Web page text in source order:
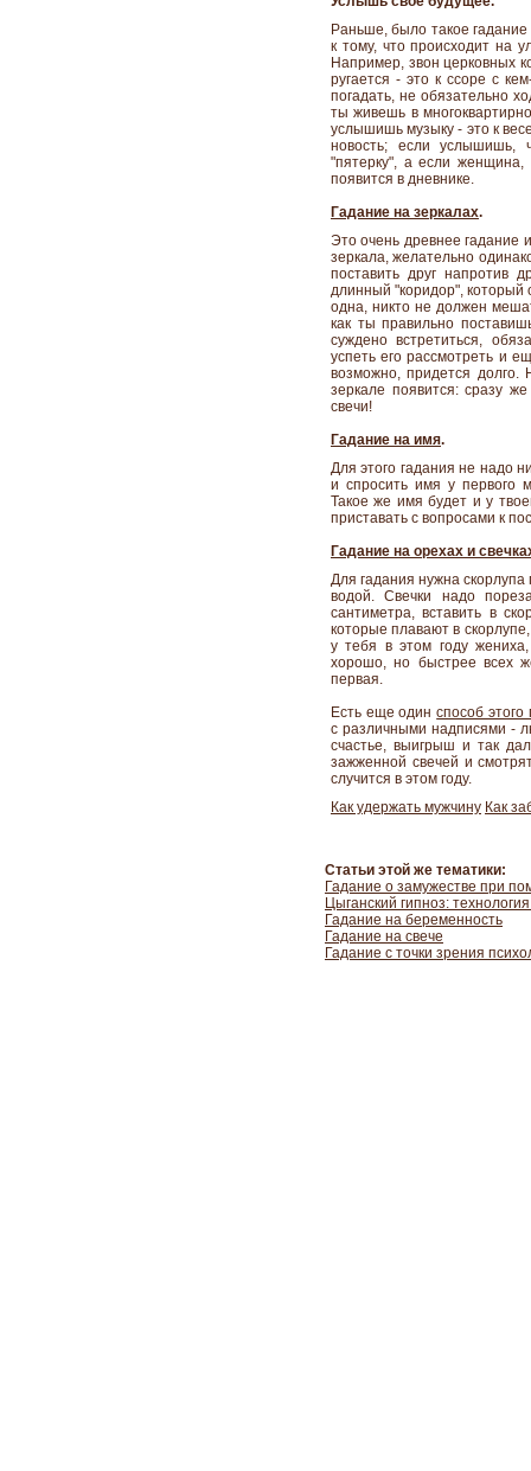
Раньше, было такое
к тому, что происходит на
Например, звон церковных
ругается - это к ссоре с
погадать, не обязательно
ты живешь в
услышишь музыку - это к
новость; если услышишь,
"пятерку", а если женщина,
появится в дневнике.
Гадание на зеркалах.
Это очень древнее гадание
зеркала, желательно
поставить друг напротив
длинный "коридор", который
одна, никто не должен
как ты правильно
суждено встретиться,
успеть его рассмотреть и
возможно, придется долго.
зеркале появится: сразу
свечи!
Гадание на имя.
Для этого гадания не надо
и спросить имя у первого
Такое же имя будет и у
приставать с вопросами к
Гадание на орехах и
Для гадания нужна скорлупа
водой. Свечки надо
сантиметра, вставить в
которые плавают в
у тебя в этом году
хорошо, но быстрее всех
первая.
Есть еще одинспособ этого
с различными надписями -
счастье, выигрыш и так
зажженной свечей и
случится в этом году.
Как удержать мужчину Как
Статьи этой же тематики:
Гадание о замужестве при
Цыганский гипноз:
Гадание на беременность
Гадание на свече
Гадание с точки зрения